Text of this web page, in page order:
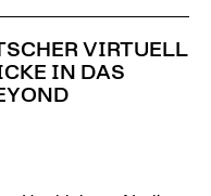
VIRTUELL
IN DAS